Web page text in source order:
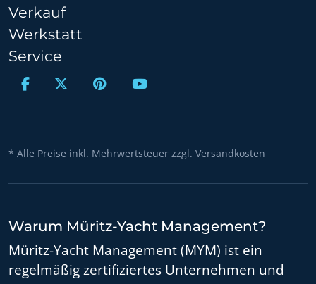
Verkauf
Werkstatt
Service
* Alle Preise inkl. Mehrwertsteuer zzgl. Versandkosten
Warum Müritz-Yacht Management?
Müritz-Yacht Management (MYM) ist ein
regelmäßig zertifiziertes Unternehmen und